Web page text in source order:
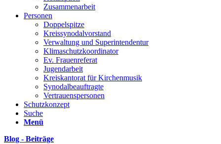
Zusammenarbeit
Personen
Doppelspitze
Kreissynodalvorstand
Verwaltung und Superintendentur
Klimaschutzkoordinator
Ev. Frauenreferat
Jugendarbeit
Kreiskantorat für Kirchenmusik
Synodalbeauftragte
Vertrauenspersonen
Schutzkonzept
Suche
Menü
Blog - Beiträge